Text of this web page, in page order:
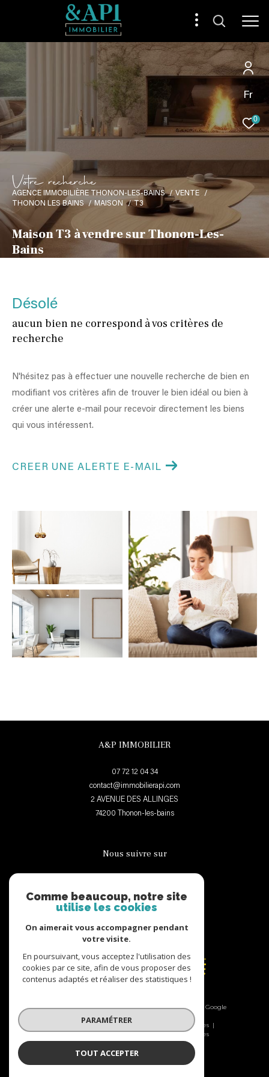
Fr
0
Votre recherche
AGENCE IMMOBILIÈRE THONON-LES-BAINS
VENTE
THONON LES BAINS
MAISON T3
Maison T3 à vendre sur Thonon-Les-
Bains
Désolé
aucun bien ne correspond à vos critères de
recherche
N'hésitez pas à effectuer une nouvelle recherche de bien en
modifiant vos critères afin de trouver le bien idéal ou bien à
créer une alerte e-mail pour recevoir directement les biens
qui vous intéressent.
CREER UNE ALERTE E-MAIL
A&P IMMOBILIER
07 72 12 04 34
contact@immobilierapi.com
2 AVENUE DES ALLINGES
74200
thonon-les-bains
Nous suivre sur
Adhérents
© 2026 | Tous droits réservés | Traduction powered by Google
Nos honoraires
Plan du site
Mentions légales
Admin
Nos liens Politique RGPD Cookies
Comme beaucoup, notre site
utilise les cookies
On aimerait vous accompagner pendant
votre visite.
En poursuivant, vous acceptez l'utilisation des
cookies par ce site, afin de vous proposer des
contenus adaptés et réaliser des statistiques !
PARAMÉTRER
TOUT ACCEPTER